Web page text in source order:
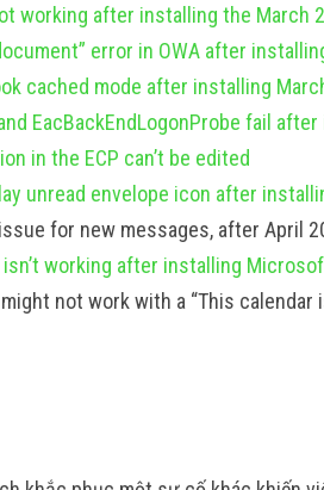
working after installing the March
error in OWA after
cached mode after installing
EacBackEndLogonProbe fail
in the ECP can’t be edited
unread envelope icon after
for new messages, after April
working after installing
not work with a “This calendar